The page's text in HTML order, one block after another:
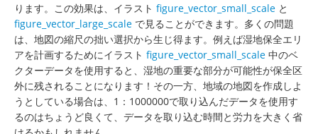
ります。この効果は、イラスト figure_vector_small_scale と
figure_vector_large_scale で見ることができます。多くの問題
は、地図の縮尺の拙い選択から生じ得ます。例えば湿地保全エリ
アを計画するためにイラスト figure_vector_small_scale 中のベ
クターデータを使用すると、湿地の重要な部分が可能性が保全区
外に残されることになります！その一方、地域の地図を作成しよ
うとしている場合は、1：1000000で取り込んだデータを使用す
るのはちょうど良くて、データを取り込む時間と労力を大きく省